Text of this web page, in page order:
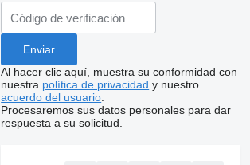
Al hacer clic aquí, muestra su conformidad con
nuestra política de privacidad y nuestro
acuerdo del usuario
Procesaremos sus datos personales para dar
respuesta a su solicitud.